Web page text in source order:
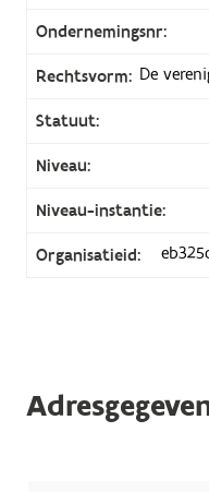
Ondernemingsnr:
Rechtsvorm: De
Statuut:
Niveau:
Niveau-instantie:
Organisatieid: